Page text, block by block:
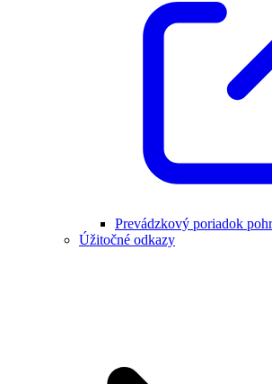
Prevádzkový poriadok
Úžitočné odkazy